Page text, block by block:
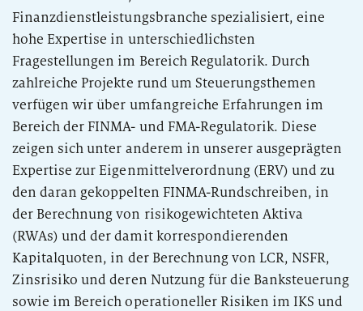
Finanzdienstleistungsbranche spezialisiert, eine
hohe Expertise in unterschiedlichsten
Fragestellungen im Bereich Regulatorik. Durch
zahlreiche Projekte rund um Steuerungsthemen
verfügen wir über umfangreiche Erfahrungen im
Bereich der FINMA- und FMA-Regulatorik. Diese
zeigen sich unter anderem in unserer ausgeprägten
Expertise zur Eigenmittelverordnung (ERV) und zu
den daran gekoppelten FINMA-Rundschreiben, in
der Berechnung von risikogewichteten Aktiva
(RWAs) und der damit korrespondierenden
Kapitalquoten, in der Berechnung von LCR, NSFR,
Zinsrisiko und deren Nutzung für die Banksteuerung
sowie im Bereich operationeller Risiken im IKS und